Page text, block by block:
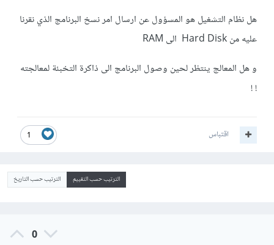
هل نظام التشغيل هو المسؤول عن ارسال امر نسخ البرنامج الذي نقرنا
عليه من Hard Disk الى RAM
و هل المعالج ينتظر لحين وصول البرنامج الى ذاكرة التخبئة لمعالجته
! !
1 اقتباس
الترتيب حسب التقييم الترتيب حسب التاريخ
0